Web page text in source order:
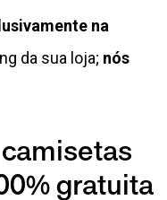
na
da sua loja; nós
gratuita